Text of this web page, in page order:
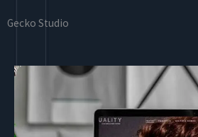
Gecko Studio